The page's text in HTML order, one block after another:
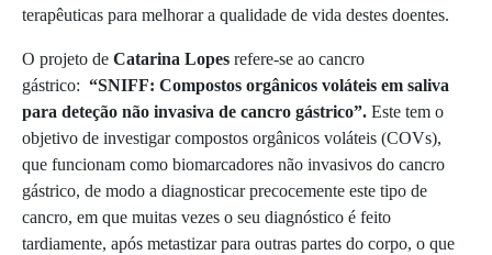
terapêuticas para melhorar a qualidade de vida destes doentes.
O projeto de Catarina Lopes refere-se ao cancro
gástrico: “SNIFF: Compostos orgânicos voláteis em saliva
para deteção não invasiva de cancro gástrico”. Este tem o
objetivo de investigar compostos orgânicos voláteis (COVs),
que funcionam como biomarcadores não invasivos do cancro
gástrico, de modo a diagnosticar precocemente este tipo de
cancro, em que muitas vezes o seu diagnóstico é feito
tardiamente, após metastizar para outras partes do corpo, o que